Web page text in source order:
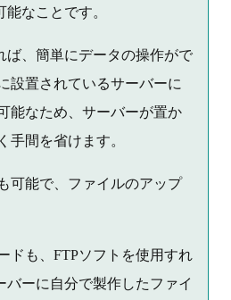
なことです。
ば、簡単にデータの操作がで
設置されているサーバーに
能なため、サーバーが置か
手間を省けます。
可能で、ファイルのアップ
ドも、FTPソフトを使用すれ
バーに自分で製作したファイ